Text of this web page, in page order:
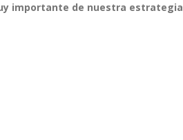
importante de nuestra estrategia